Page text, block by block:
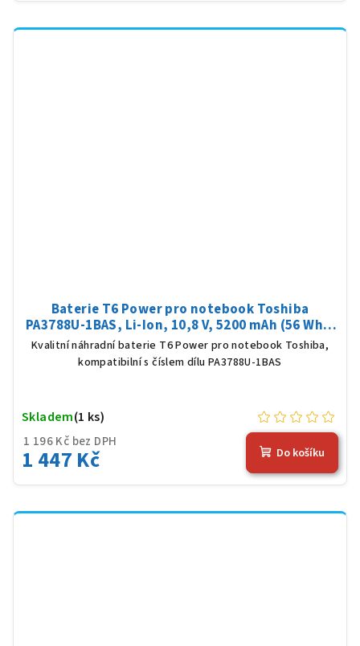
Baterie T6 Power pro notebook Toshiba
PA3788U-1BAS, Li-Ion, 10,8 V, 5200 mAh (56 Wh),
černá
Kvalitní náhradní baterie T6 Power pro notebook Toshiba,
kompatibilní s číslem dílu PA3788U-1BAS
1 196 Kč bez DPH
1 447 Kč
Skladem(1 ks)
Do košíku